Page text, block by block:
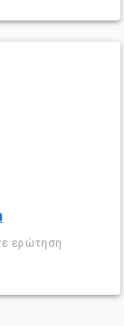
ερώτηση